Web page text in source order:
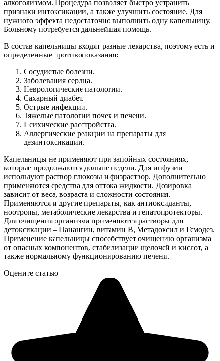
алкоголизмом. Процедура позволяет быстро устранить
признаки интоксикации, а также улучшить состояние. Для
нужного эффекта недостаточно выполнить одну капельницу.
Больному потребуется дальнейшая помощь.
В состав капельницы входят разные лекарства, поэтому есть и
определенные противопоказания:
Сосудистые болезни.
Заболевания сердца.
Неврологические патологии.
Сахарный диабет.
Острые инфекции.
Тяжелые патологии почек и печени.
Психические расстройства.
Аллергические реакции на препараты для
дезинтоксикации.
Капельницы не применяют при запойных состояниях,
которые продолжаются дольше недели. Для инфузии
используют раствор глюкозы и физраствор. Дополнительно
применяются средства для оттока жидкости. Дозировка
зависит от веса, возраста и сложности состояния.
Применяются и другие препараты, как антиоксиданты,
ноотропы, метаболические лекарства и гепатопротекторы.
Для очищения организма применяются растворы для
детоксикации – Панангин, витамин В, Метадоксил и Гемодез.
Применение капельницы способствует очищению организма
от опасных компонентов, стабилизации щелочей и кислот, а
также нормальному функционированию печени.
Оцените статью